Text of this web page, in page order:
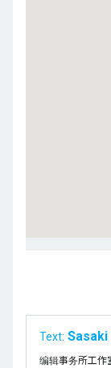
Text:
编辑事务所工作